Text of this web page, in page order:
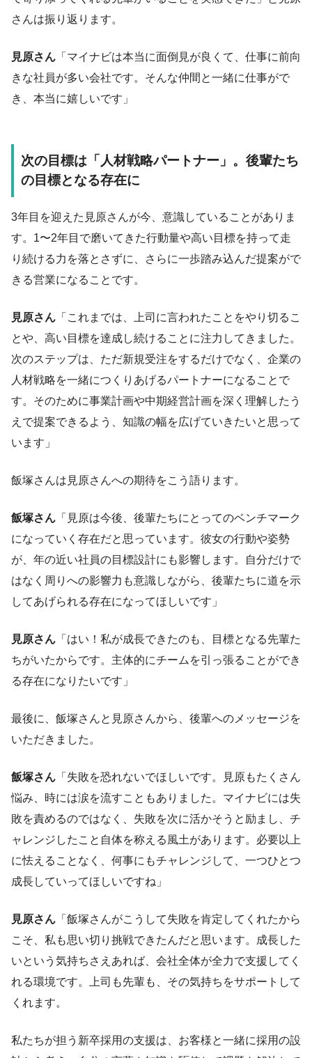
さんは振り返ります。
見原さん 「マイナビは本当に面倒見が良くて、仕事に前向
きな社員が多い会社です。そんな仲間と一緒に仕事がで
き、本当に嬉しいです」
次の目標は「人材戦略パートナー」。後輩たち
の目標となる存在に
3年目を迎えた見原さんが今、意識していることがありま
す。1〜2年目で磨いてきた行動量や高い目標を持って走
り続ける力を落とさずに、さらに一歩踏み込んだ提案がで
きる営業になることです。
見原さん 「これまでは、上司に言われたことをやり切るこ
とや、高い目標を達成し続けることに注力してきました。
次のステップは、ただ新規受注をするだけでなく、企業の
人材戦略を一緒につくりあげるパートナーになることで
す。そのために事業計画や中期経営計画を深く理解したう
えで提案できるよう、知識の幅を広げていきたいと思って
います」
飯塚さんは見原さんへの期待をこう語ります。
飯塚さん 「見原は今後、後輩たちにとってのベンチマーク
になっていく存在だと思っています。彼女の行動や姿勢
が、年の近い社員の目標設計にも影響します。自分だけで
はなく周りへの影響力も意識しながら、後輩たちに道を示
してあげられる存在になってほしいです」
見原さん 「はい！私が成長できたのも、目標となる先輩た
ちがいたからです。主体的にチームを引っ張ることができ
る存在になりたいです」
最後に、飯塚さんと見原さんから、後輩へのメッセージを
いただきました。
飯塚さん 「失敗を恐れないでほしいです。見原もたくさん
悩み、時には涙を流すこともありました。マイナビには失
敗を責めるのではなく、失敗を次に活かそうと励まし、チ
ャレンジしたこと自体を称える風土があります。必要以上
に怯えることなく、何事にもチャレンジして、一つひとつ
成長していってほしいですね」
見原さん 「飯塚さんがこうして失敗を肯定してくれたから
こそ、私も思い切り挑戦できたんだと思います。成長した
いという気持ちさえあれば、会社全体が全力で支援してく
れる環境です。上司も先輩も、その気持ちをサポートして
くれます。
私たちが担う新卒採用の支援は、お客様と一緒に採用の設